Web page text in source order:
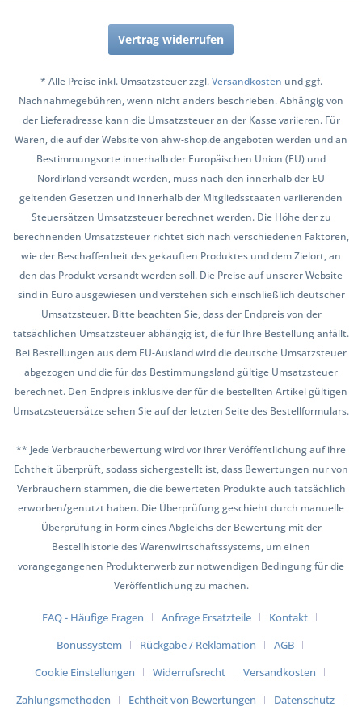
Vertrag widerrufen
* Alle Preise inkl. Umsatzsteuer zzgl.Versandkosten und ggf.
Nachnahmegebühren, wenn nicht anders beschrieben. Abhängig von
der Lieferadresse kann die Umsatzsteuer an der Kasse variieren. Für
Waren, die auf der Website von ahw-shop.de angeboten werden und an
Bestimmungsorte innerhalb der Europäischen Union (EU) und
Nordirland versandt werden, muss nach den innerhalb der EU
geltenden Gesetzen und innerhalb der Mitgliedsstaaten variierenden
Steuersätzen Umsatzsteuer berechnet werden. Die Höhe der zu
berechnenden Umsatzsteuer richtet sich nach verschiedenen Faktoren,
wie der Beschaffenheit des gekauften Produktes und dem Zielort, an
den das Produkt versandt werden soll. Die Preise auf unserer Website
sind in Euro ausgewiesen und verstehen sich einschließlich deutscher
Umsatzsteuer. Bitte beachten Sie, dass der Endpreis von der
tatsächlichen Umsatzsteuer abhängig ist, die für Ihre Bestellung anfällt.
Bei Bestellungen aus dem EU-Ausland wird die deutsche Umsatzsteuer
abgezogen und die für das Bestimmungsland gültige Umsatzsteuer
berechnet. Den Endpreis inklusive der für die bestellten Artikel gültigen
Umsatzsteuersätze sehen Sie auf der letzten Seite des Bestellformulars.
** Jede Verbraucherbewertung wird vor ihrer Veröffentlichung auf ihre
Echtheit überprüft, sodass sichergestellt ist, dass Bewertungen nur von
Verbrauchern stammen, die die bewerteten Produkte auch tatsächlich
erworben/genutzt haben. Die Überprüfung geschieht durch manuelle
Überprüfung in Form eines Abgleichs der Bewertung mit der
Bestellhistorie des Warenwirtschaftssystems, um einen
vorangegangenen Produkterwerb zur notwendigen Bedingung für die
Veröffentlichung zu machen.
FAQ - Häufige Fragen Anfrage Ersatzteile
Kontakt
Bonussystem
Rückgabe / Reklamation
AGB
Cookie Einstellungen
Widerrufsrecht
Versandkosten
Zahlungsmethoden
Echtheit von Bewertungen Datenschutz